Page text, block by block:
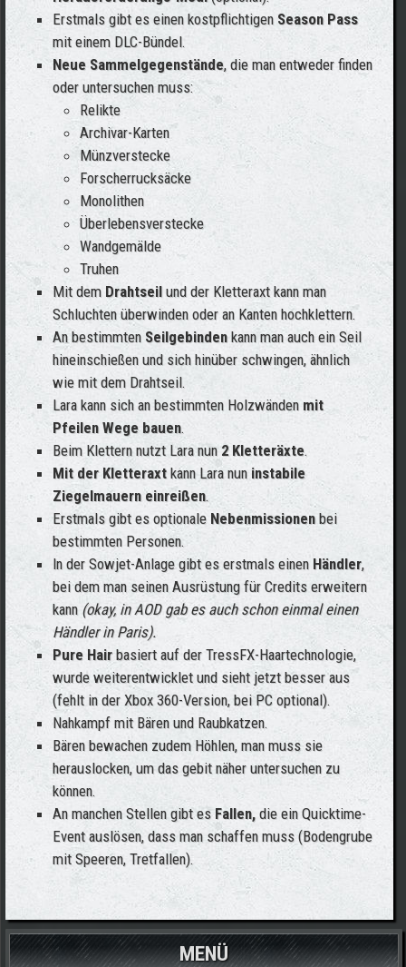
Erstmals gibt es einen kostpflichtigen Season Pass
mit einem DLC-Bündel.
Neue Sammelgegenstände, die man entweder finden
oder untersuchen muss:
Relikte
Archivar-Karten
Münzverstecke
Forscherrucksäcke
Monolithen
Überlebensverstecke
Wandgemälde
Truhen
Mit dem Drahtseil und der Kletteraxt kann man
Schluchten überwinden oder an Kanten hochklettern.
An bestimmten Seilgebinden kann man auch ein Seil
hineinschießen und sich hinüber schwingen, ähnlich
wie mit dem Drahtseil.
Lara kann sich an bestimmten Holzwänden mit
Pfeilen Wege bauen.
Beim Klettern nutzt Lara nun 2 Kletteräxte.
Mit der Kletteraxt kann Lara nun instabile
Ziegelmauern einreißen.
Erstmals gibt es optionale Nebenmissionen bei
bestimmten Personen.
In der Sowjet-Anlage gibt es erstmals einen Händler,
bei dem man seinen Ausrüstung für Credits erweitern
kann (okay, in AOD gab es auch schon einmal einen
Händler in Paris).
Pure Hairbasiert auf der TressFX-Haartechnologie,
wurde weiterentwicklet und sieht jetzt besser aus
(fehlt in der Xbox 360-Version, bei PC optional).
Nahkampf mit Bären und Raubkatzen.
Bären bewachen zudem Höhlen, man muss sie
herauslocken, um das gebit näher untersuchen zu
können.
An manchen Stellen gibt es Fallen, die ein Quicktime-
Event auslösen, dass man schaffen muss (Bodengrube
mit Speeren, Tretfallen).
MENÜ